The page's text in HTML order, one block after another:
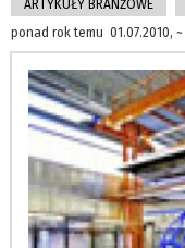
ARTYKUŁY BRANŻOWE
ponad rok temu 01.07.2010,